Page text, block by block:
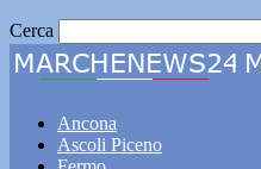
Cerca
Ancona
Ascoli Piceno